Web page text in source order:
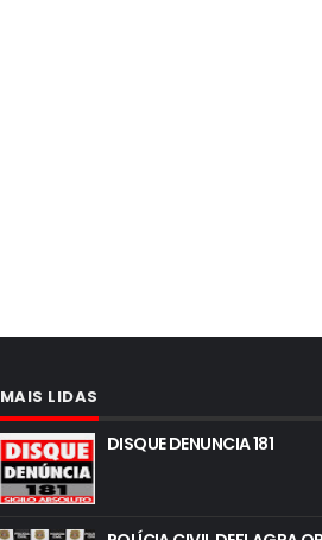
MAIS LIDAS
DISQUE DENUNCIA 181